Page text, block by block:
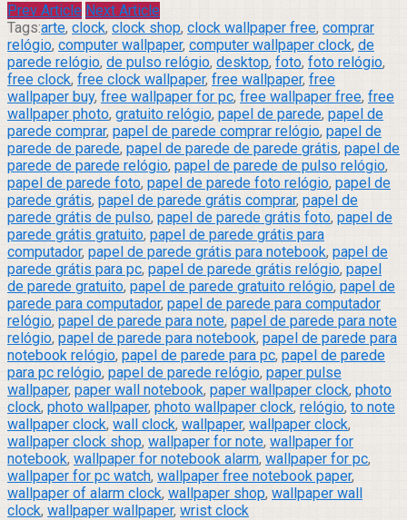
Prev Article Next Article
Tags:arte, clock, clock shop, clock wallpaper free, comprar
relógio, computer wallpaper, computer wallpaper clock, de
parede relógio, de pulso relógio, desktop, foto, foto relógio,
free clock, free clock wallpaper, free wallpaper, free
wallpaper buy, free wallpaper for pc, free wallpaper free, free
wallpaper photo, gratuito relógio, papel de parede, papel de
parede comprar, papel de parede comprar relógio, papel de
parede de parede, papel de parede de parede grátis, papel de
parede de parede relógio, papel de parede de pulso relógio,
papel de parede foto, papel de parede foto relógio, papel de
parede grátis, papel de parede grátis comprar, papel de
parede grátis de pulso, papel de parede grátis foto, papel de
parede grátis gratuito, papel de parede grátis para
computador, papel de parede grátis para notebook, papel de
parede grátis para pc, papel de parede grátis relógio, papel
de parede gratuito, papel de parede gratuito relógio, papel de
parede para computador, papel de parede para computador
relógio, papel de parede para note, papel de parede para note
relógio, papel de parede para notebook, papel de parede para
notebook relógio, papel de parede para pc, papel de parede
para pc relógio, papel de parede relógio, paper pulse
wallpaper, paper wall notebook, paper wallpaper clock, photo
clock, photo wallpaper, photo wallpaper clock, relógio, to note
wallpaper clock, wall clock, wallpaper, wallpaper clock,
wallpaper clock shop, wallpaper for note, wallpaper for
notebook, wallpaper for notebook alarm, wallpaper for pc,
wallpaper for pc watch, wallpaper free notebook paper,
wallpaper of alarm clock, wallpaper shop, wallpaper wall
clock, wallpaper wallpaper, wrist clock